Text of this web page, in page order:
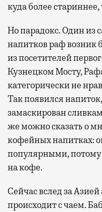
куда более
Но парадокс. Один из
напитков раф возник
из посетителей
Кузнецком Мосту,
категорически не
Так появился
замаскирован
же можно сказать о
кофейных напитках:
популярными, потому
на кофе.
Сейчас вслед за
происходит с чаем.